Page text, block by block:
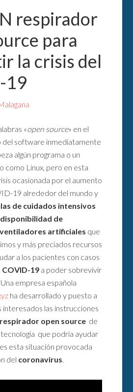
respirador
para
la crisis del
19
«open source» en el
del software inmediatamente
algún programa o un
como Linux, pero en esta
ocasionada por el aumento
19 alrededor del mundo y
de cuidados intensivos
de
artificiales que
y más preciados recursos
a los pacientes con casos
COVID-19 a poder sobrevivir
empresa española
ha desarrollado y puesto a
interesados las instrucciones
respirador open source de
que podría ayudar
esta situación provocada
del coronavirus.